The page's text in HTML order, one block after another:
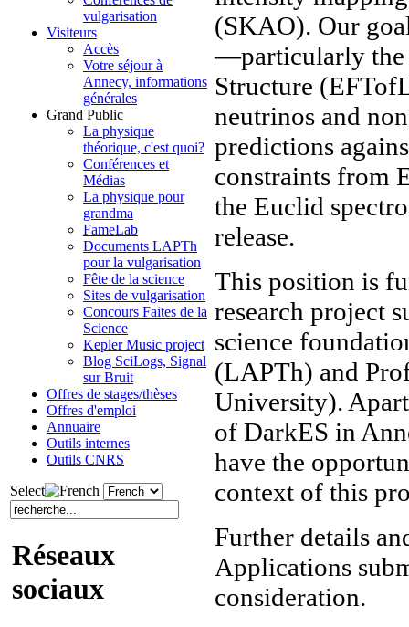
vulgarisation
Visiteurs
Accès
Votre séjour à
Annecy, informations
générales
Grand Public
La physique
théorique, c'est quoi?
Conférences et
Médias
La physique pour
grandma
FameLab
Documents LAPTh
pour la vulgarisation
Fête de la science
Sites de vulgarisation
Concours Faites de la
Science
Kepler Music project
Blog SciLogs, Signal
sur Bruit
Offres de stages/thèses
Offres d'emploi
Annuaire
Outils internes
Outils CNRS
Select
Réseaux
sociaux
(SKAO). Our
—particularly the
Structure
neutrinos and
predictions
constraints from
the Euclid
release.
This position is
research project
science
(LAPTh) and
University).
of DarkES in
have the
context of this
Further details
Applications
consideration.